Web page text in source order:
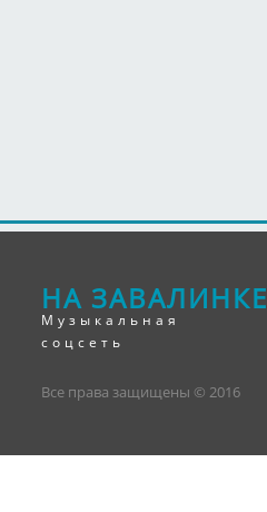
НА ЗАВАЛИНКЕ
Музыкальная
соцсеть
Все права защищены © 2016